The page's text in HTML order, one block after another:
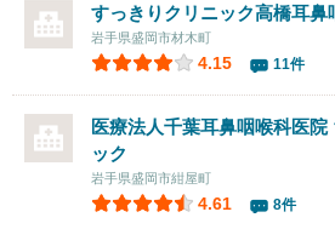
すっきりクリニック高橋耳鼻
岩手県盛岡市材木町
4.15 11件
医療法人千葉耳鼻咽喉科医
ック
岩手県盛岡市紺屋町
4.61 8件